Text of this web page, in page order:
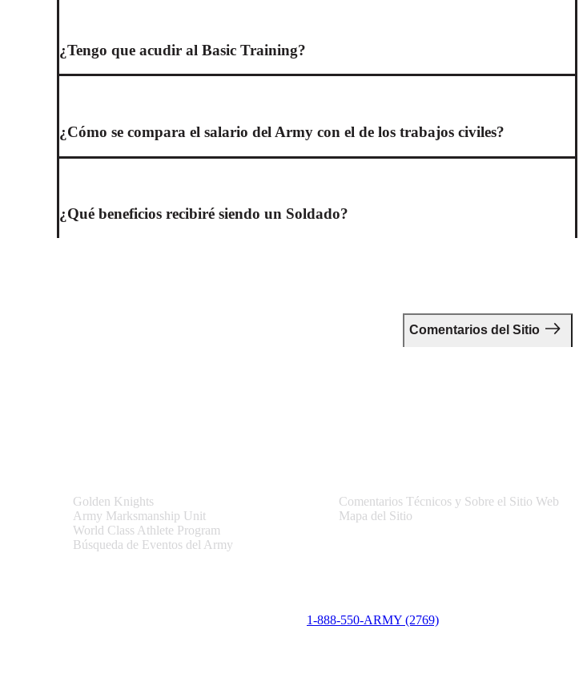
¿Tengo que acudir al Basic Training?
¿Cómo se compara el salario del Army con el de los trabajos civiles?
¿Qué beneficios recibiré siendo un Soldado?
Comentarios del Sitio
Golden Knights
Army Marksmanship Unit
World Class Athlete Program
Búsqueda de Eventos del Army
Comentarios Técnicos y Sobre el Sitio Web
Mapa del Sitio
1-888-550-ARMY (2769)